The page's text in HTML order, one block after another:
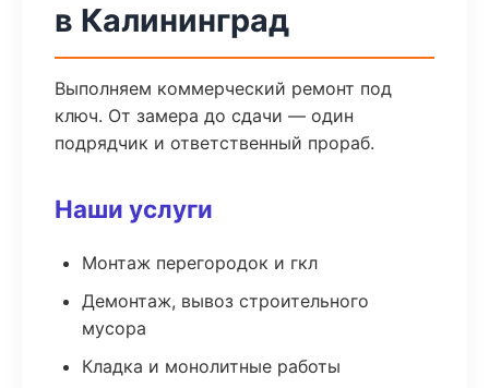
в Калининград
Выполняем коммерческий ремонт под
ключ. От замера до сдачи — один
подрядчик и ответственный прораб.
Наши услуги
Монтаж перегородок и гкл
Демонтаж, вывоз строительного
мусора
Кладка и монолитные работы